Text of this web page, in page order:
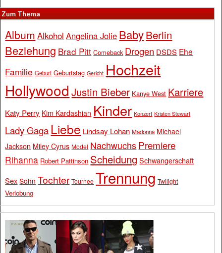
Zum Thema
Album Alkohol Angelina Jolie BabyBerlin
Beziehung Brad Pitt Comeback Drogen DSDS Ehe
Familie Geburt Geburtstag Gericht Hochzeit
Hollywood Justin Bieber Kanye West Karriere
Katy Perry Kim Kardashian Kinder Konzert Kristen Stewart
Lady Gaga Liebe Lindsay Lohan Madonna Michael
Jackson Miley Cyrus Model Nachwuchs Premiere
Rihanna Robert Pattinson Scheidung Schwangerschaft
Sex Sohn Tochter Tournee Trennung Twilight
Verlobung